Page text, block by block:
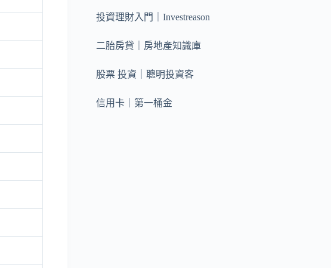
投資理財入門｜Investreason
二胎房貸｜房地產知識庫
股票 投資｜聰明投資客
信用卡｜第一桶金